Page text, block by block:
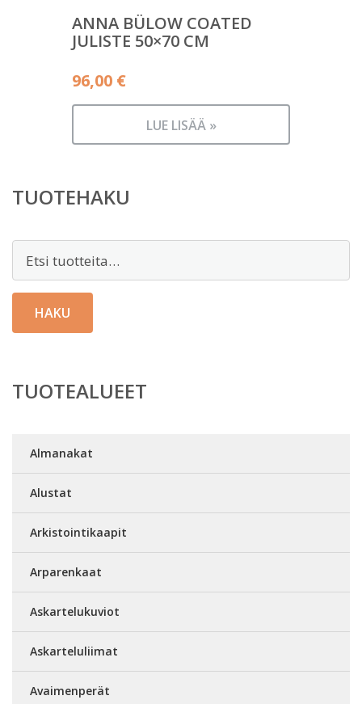
ANNA BÜLOW COATED
JULISTE 50×70 CM
96,00 €
LUE LISÄÄ »
TUOTEHAKU
HAKU
TUOTEALUEET
Almanakat
Alustat
Arkistointikaapit
Arparenkaat
Askartelukuviot
Askarteluliimat
Avaimenperät